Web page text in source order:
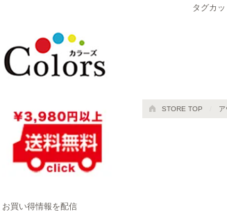
タグカ
STORE TOP ア
お買い得情報を配信